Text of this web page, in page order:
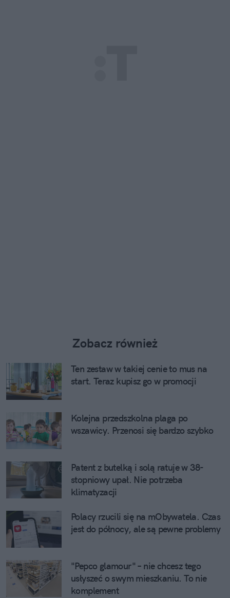
Zobacz również
Ten zestaw w takiej cenie to mus na
start. Teraz kupisz go w promocji
Kolejna przedszkolna plaga po
wszawicy. Przenosi się bardzo szybko
Patent z butelką i solą ratuje w 38-
stopniowy upał. Nie potrzeba
klimatyzacji
Polacy rzucili się na mObywatela. Czas
jest do północy, ale są pewne problemy
"Pepco glamour" – nie chcesz tego
usłyszeć o swym mieszkaniu. To nie
komplement